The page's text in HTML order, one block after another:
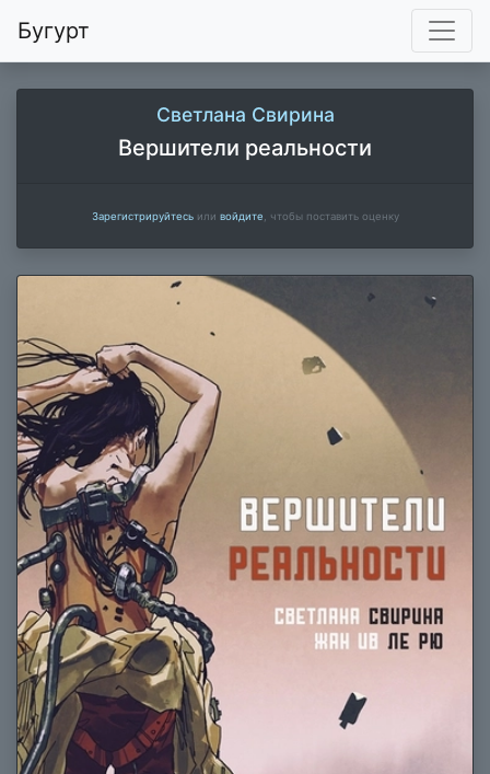
Бугурт
Светлана Свирина
Вершители реальности
Зарегистрируйтесьили войдите , чтобы поставить оценку